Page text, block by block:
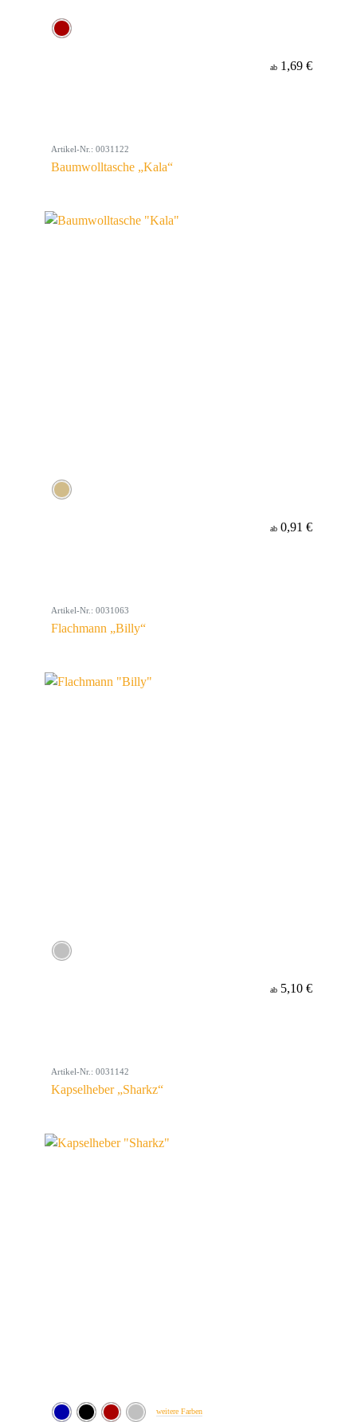
ab 1,69 €
Artikel-Nr.: 0031122
Baumwolltasche „Kala“
ab 0,91 €
Artikel-Nr.: 0031063
Flachmann „Billy“
ab 5,10 €
Artikel-Nr.: 0031142
Kapselheber „Sharkz“
weitere Farben